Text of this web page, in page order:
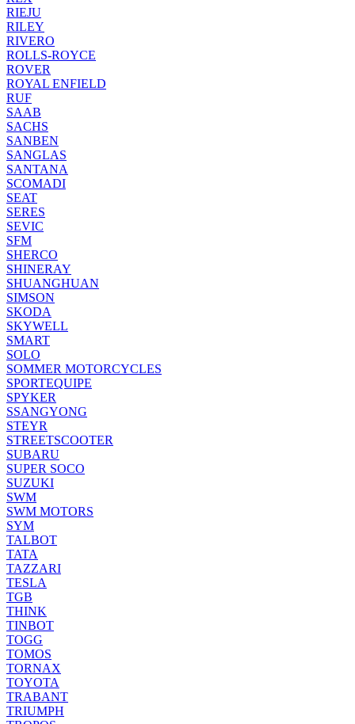
RIEJU
RILEY
RIVERO
ROLLS-ROYCE
ROVER
ROYAL ENFIELD
RUF
SAAB
SACHS
SANBEN
SANGLAS
SANTANA
SCOMADI
SEAT
SERES
SEVIC
SFM
SHERCO
SHINERAY
SHUANGHUAN
SIMSON
SKODA
SKYWELL
SMART
SOLO
SOMMER MOTORCYCLES
SPORTEQUIPE
SPYKER
SSANGYONG
STEYR
STREETSCOOTER
SUBARU
SUPER SOCO
SUZUKI
SWM
SWM MOTORS
SYM
TALBOT
TATA
TAZZARI
TESLA
TGB
THINK
TINBOT
TOGG
TOMOS
TORNAX
TOYOTA
TRABANT
TRIUMPH